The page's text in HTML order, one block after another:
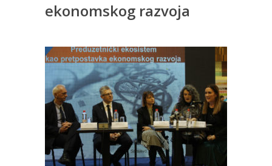
ekonomskog razvoja